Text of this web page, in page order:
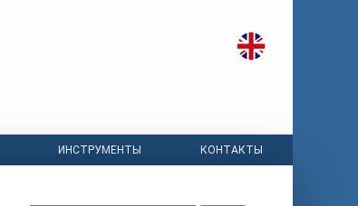
ИНСТРУМЕНТЫ КОНТАКТЫ